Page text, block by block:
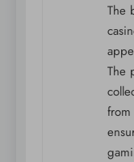
The
The